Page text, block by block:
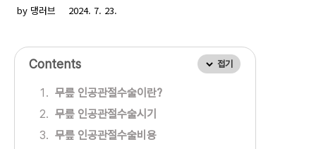
by 댕러브 2024. 7. 23.
Contents 접기
무릎 인공관절수술이란?
무릎 인공관절수술시기
무릎 인공관절수술비용